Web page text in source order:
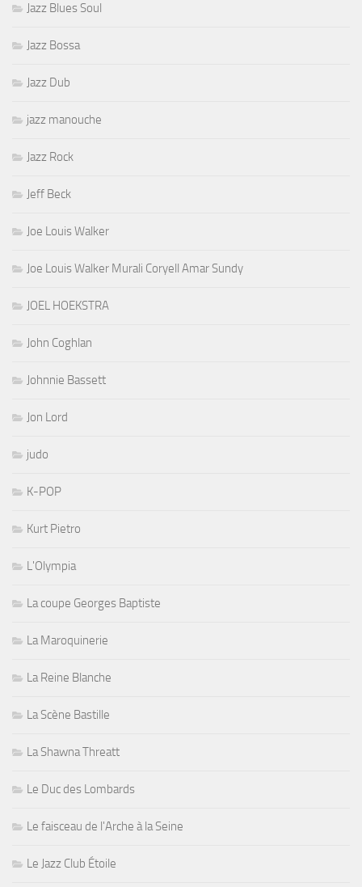
Jazz Blues Soul
Jazz Bossa
Jazz Dub
jazz manouche
Jazz Rock
Jeff Beck
Joe Louis Walker
Joe Louis Walker Murali Coryell Amar Sundy
JOEL HOEKSTRA
John Coghlan
Johnnie Bassett
Jon Lord
judo
K-POP
Kurt Pietro
L'Olympia
La coupe Georges Baptiste
La Maroquinerie
La Reine Blanche
La Scène Bastille
La Shawna Threatt
Le Duc des Lombards
Le faisceau de l'Arche à la Seine
Le Jazz Club Étoile